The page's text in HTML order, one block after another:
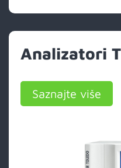
Analizatori
Saznajte više